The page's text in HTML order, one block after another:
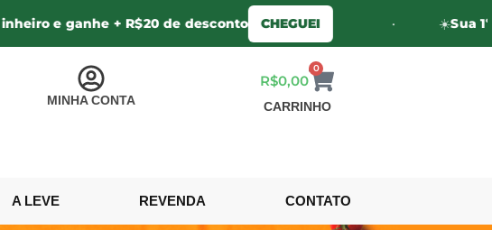
ganhe + R$20 de desconto CHEGUEI ☀️ Sua 1º
MINHA CONTA
R$0,00
0
CARRINHO
A LEVE REVENDA CONTATO